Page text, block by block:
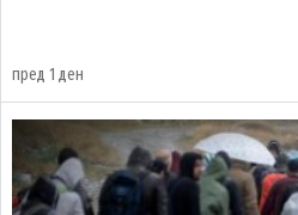
пред 1 ден